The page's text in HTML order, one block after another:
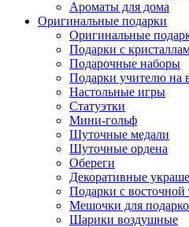
Ароматы для дома
Оригинальные подарки
Оригинальные
Подарки с
Подарочные наборы
Подарки учителю на
Настольные игры
Статуэтки
Мини-гольф
Шуточные медали
Шуточные ордена
Обереги
Декоративные
Подарки с восточной
Мешочки для
Шарики воздушные